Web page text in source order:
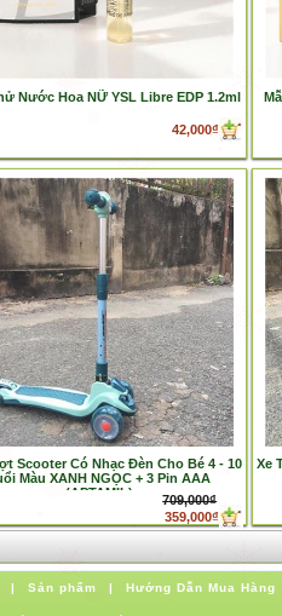
Nước Hoa NỮ YSL Libre EDP 1.2ml
42,000₫
Scooter Có Nhạc Đèn Cho Bé 4 - 10
Màu XANH NGỌC + 3 Pin AAA
(APTAMIL)
709,000₫
359,000₫
Xe
Sản phẩm Hướng Dẫn Mua Hàng